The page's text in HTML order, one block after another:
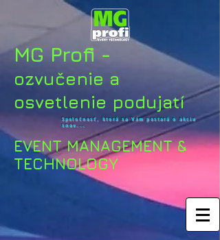
Spoločnosť, ktorá sa Vám postará o akciu
snov...
EVENT MANAGEMENT &
TECHNOLOGY
MG Profi -
ozvučenie a
osvetlenie podujatí